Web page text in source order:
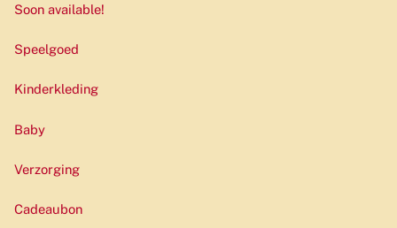
Soon available!
Speelgoed
Kinderkleding
Baby
Verzorging
Cadeaubon